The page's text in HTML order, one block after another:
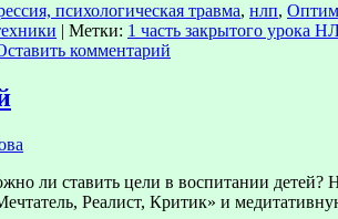
психологическая травма, нлп,
| Метки: 1 часть закрытого урока
комментарий
ли ставить цели в воспитании
Реалист, Критик» и